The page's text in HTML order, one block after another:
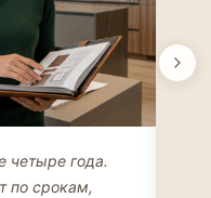
года.
по срокам,